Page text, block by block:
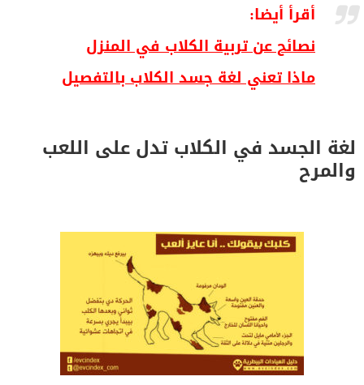
أقرأ أيضا:
نصائح عن تربية الكلاب في المنزل
ماذا تعني لغة جسد الكلاب بالتفصيل
لغة الجسد في الكلاب تدل على اللعب
والمرح